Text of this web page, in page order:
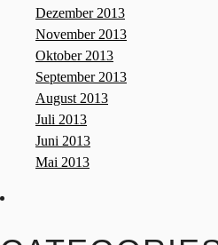
Dezember 2013
November 2013
Oktober 2013
September 2013
August 2013
Juli 2013
Juni 2013
Mai 2013